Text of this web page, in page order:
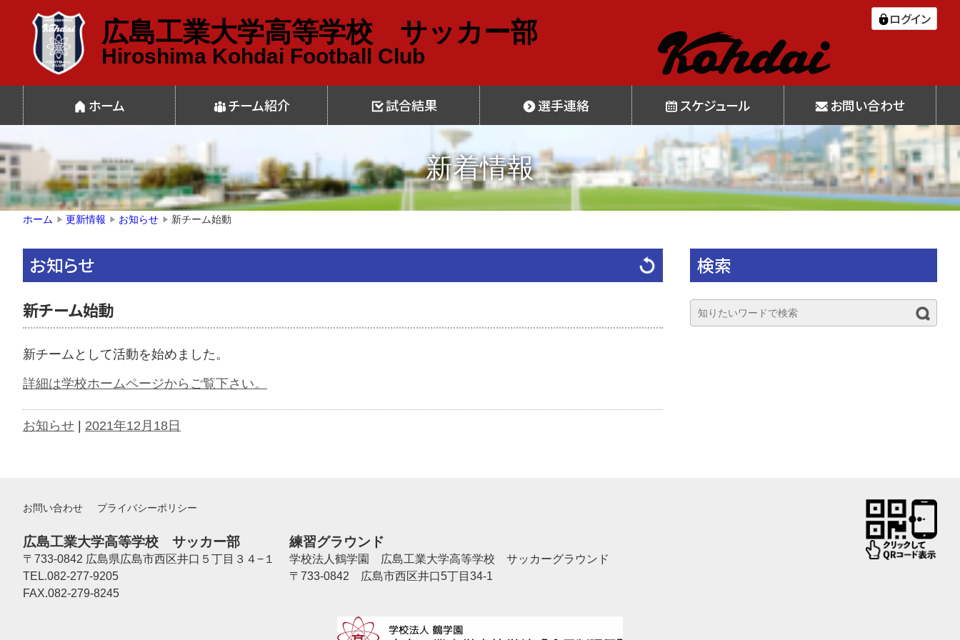
広島工業大学高等学校 サッカー部
Hiroshima Kohdai Football Club
ログイン
ホーム チーム紹介 試合結果 選手連絡 スケジュール お問い合わせ
新着情報
ホーム ▶ 更新情報 ▶ お知らせ ▶ 新チーム始動
お知らせ
新チーム始動
新チームとして活動を始めました。
詳細は学校ホームページからご覧下さい。
お知らせ | 2021年12月18日
検索
お問い合わせ プライバシーポリシー
広島工業大学高等学校 サッカー部
〒733-0842 広島県広島市西区井口５丁目３４−１
TEL.082-277-9205
FAX.082-279-8245
練習グラウンド
学校法人鶴学園 広島工業大学高等学校 サッカーグラウンド
〒733-0842 広島市西区井口5丁目34-1